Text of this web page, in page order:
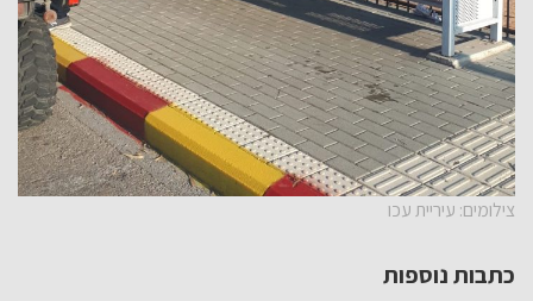
צילומים: עיריית עכו
כתבות נוספות